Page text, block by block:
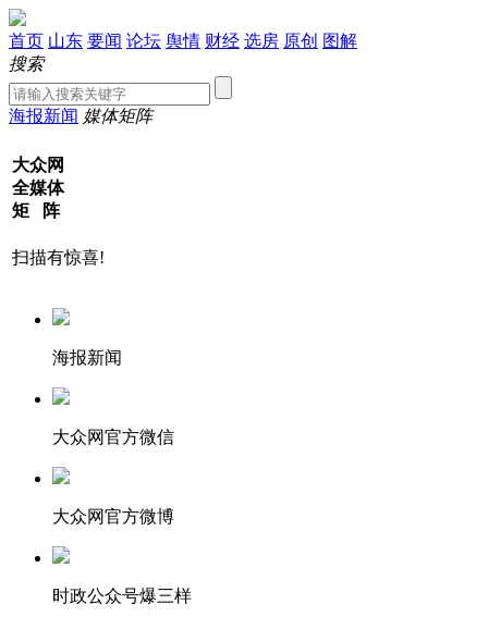
首页 山东 要闻 论坛 舆情 财经 选房 原创 图解
搜索
海报新闻 媒体矩阵
大众网
全媒体
矩 阵
扫描有惊喜!
海报新闻
大众网官方微信
大众网官方微博
时政公众号爆三样